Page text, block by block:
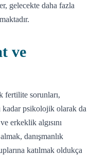
gelecekte daha fazla
ve
fertilite sorunları,
psikolojik olarak da
erkeklik algısını
danışmanlık
katılmak oldukça